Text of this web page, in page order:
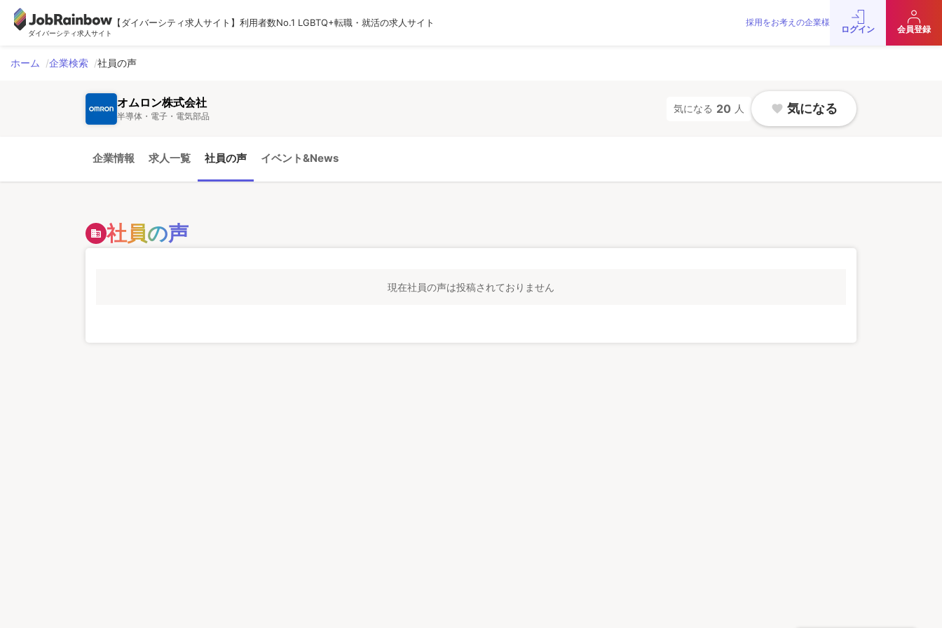
ダイバーシティ求人サイト
【ダイバーシティ求人サイト】利用者数No.1 LGBTQ+転職・就活の求人サイト 採用をお考えの企業様
ログイン 会員登録
ホーム 企業検索 社員の声
オムロン株式会社
半導体・電子・電気部品
気になる 20 人 favorite 気になる
企業情報 求人一覧 社員の声 イベント&News
domain 社員の声
現在社員の声は投稿されておりません
お問い合わせJobRainbow MAGAZINE